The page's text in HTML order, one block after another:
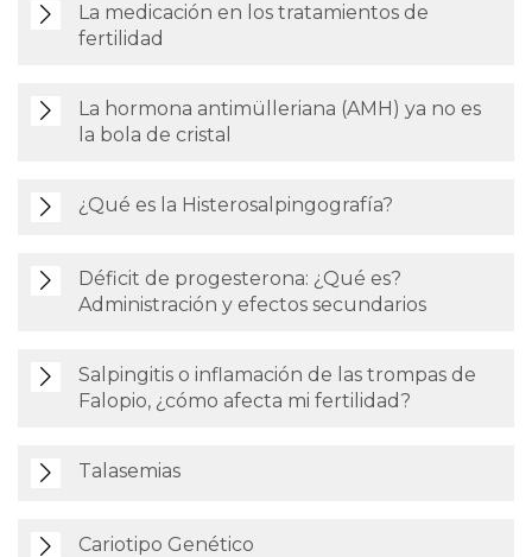
La medicación en los tratamientos de
fertilidad
La hormona antimülleriana (AMH) ya no es
la bola de cristal
¿Qué es la Histerosalpingografía?
Déficit de progesterona: ¿Qué es?
Administración y efectos secundarios
Salpingitis o inflamación de las trompas de
Falopio, ¿cómo afecta mi fertilidad?
Talasemias
Cariotipo Genético